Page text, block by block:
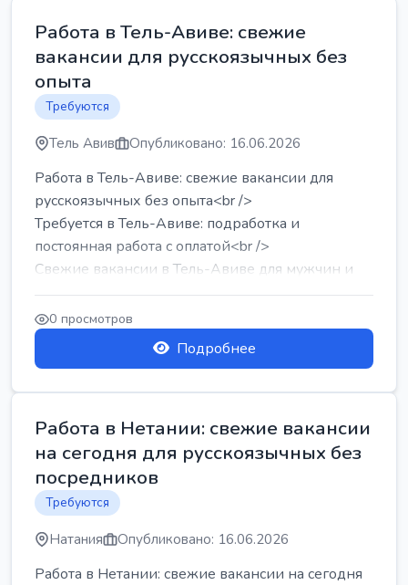
Работа в Тель-Авиве: свежие
вакансии для русскоязычных без
опыта
Требуются
Тель Авив Опубликовано: 16.06.2026
Работа в Тель-Авиве: свежие вакансии для
русскоязычных без опыта<br />
Требуется в Тель-Авиве: подработка и
постоянная работа с оплатой<br />
Свежие вакансии в Тель-Авиве для мужчин и
женщин от хозя...
0 просмотров
Подробнее
Работа в Нетании: свежие вакансии
на сегодня для русскоязычных без
посредников
Требуются
Натания Опубликовано: 16.06.2026
Работа в Нетании: свежие вакансии на сегодня